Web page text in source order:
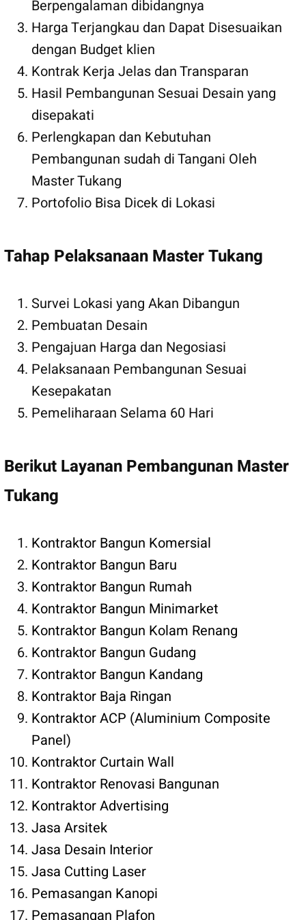
Berpengalaman dibidangnya
Harga Terjangkau dan Dapat Disesuaikan
dengan Budget klien
Kontrak Kerja Jelas dan Transparan
Hasil Pembangunan Sesuai Desain yang
disepakati
Perlengkapan dan Kebutuhan
Pembangunan sudah di Tangani Oleh
Master Tukang
Portofolio Bisa Dicek di Lokasi
Tahap Pelaksanaan Master Tukang
Survei Lokasi yang Akan Dibangun
Pembuatan Desain
Pengajuan Harga dan Negosiasi
Pelaksanaan Pembangunan Sesuai
Kesepakatan
Pemeliharaan Selama 60 Hari
Berikut Layanan Pembangunan Master
Tukang
Kontraktor Bangun Komersial
Kontraktor Bangun Baru
Kontraktor Bangun Rumah
Kontraktor Bangun Minimarket
Kontraktor Bangun Kolam Renang
Kontraktor Bangun Gudang
Kontraktor Bangun Kandang
Kontraktor Baja Ringan
Kontraktor ACP (Aluminium Composite
Panel)
Kontraktor Curtain Wall
Kontraktor Renovasi Bangunan
Kontraktor Advertising
Jasa Arsitek
Jasa Desain Interior
Jasa Cutting Laser
Pemasangan Kanopi
Pemasangan Plafon